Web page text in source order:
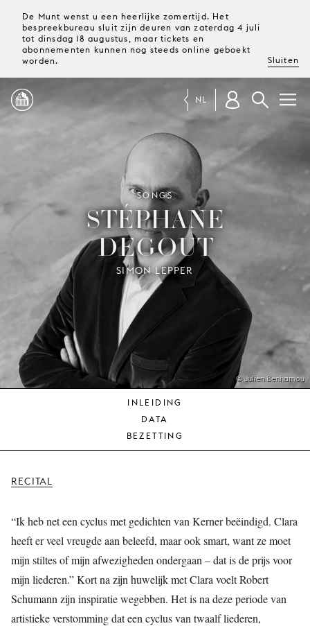
De Munt wenst u een heerlijke zomertijd. Het
bespreekbureau sluit zijn deuren van zaterdag 4 juli
tot dinsdag 18 augustus, maar tickets en
abonnementen kunnen nog steeds online geboekt
worden.
Sluiten
PROGRAMMA
MAGAZINE
TICKETS &
ABONNEMENTEN
UW
BEZOEK
DE
MUNT
NL
© Julien Benhamou
SONGS
STÉPHANE
DEGOUT
SIMON LEPPER
INLEIDING
DATA
BEZETTING
RECITAL
“Ik heb net een cyclus met gedichten van Kerner beëindigd. Clara
heeft er veel vreugde aan beleefd, maar ook smart, want ze moet
mijn stiltes of mijn afwezigheden ondergaan – dat is de prijs voor
mijn liederen.” Kort na zijn huwelijk met Clara voelt Robert
Schumann zijn inspiratie wegebben. Het is na deze periode van
artistieke verstomming dat een cyclus van twaalf liederen,